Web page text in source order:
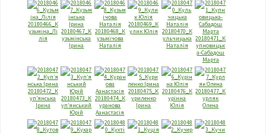
20180466_К
узьмiна_Лi
лiя
20180467_К
узьмінська
Ірина
20180468_К
узьмічова
Наталія
20180469_К
улик Юлія
20180470_К
ульчицька
Наталія
20180471_К
упновицьк
а-Сабадош
Марта
20180472_К
уп’янська
Ірина
20180473_К
уп’янський
Юрій
20180474_К
уранова
Аанастасія
20180475_К
уриленко
Ірина
20180476_К
урінна
Юлія
20180477_К
урляк
Олена